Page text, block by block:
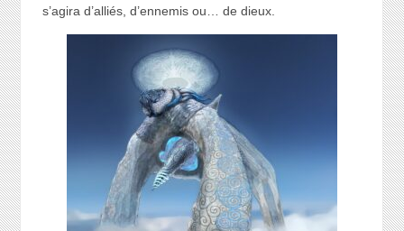
s’agira d’alliés, d’ennemis ou… de dieux.